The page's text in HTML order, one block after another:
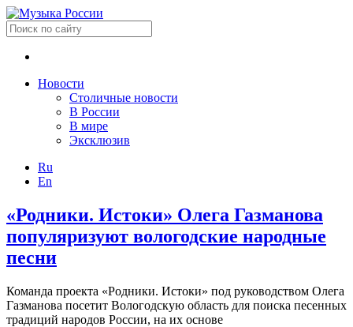
Новости
Столичные новости
В России
В мире
Эксклюзив
Ru
En
«Родники. Истоки» Олега Газманова
популяризуют вологодские народные
песни
Команда проекта «Родники. Истоки» под руководством Олега
Газманова посетит Вологодскую область для поиска песенных
традиций народов России, на их основе